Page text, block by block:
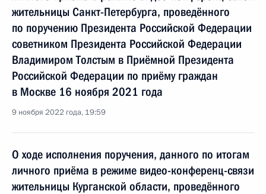
жительницы Санкт-Петербурга, проведённого
по поручению Президента Российской Федерации
советником Президента Российской Федерации
Владимиром Толстым в Приёмной Президента
Российской Федерации по приёму граждан
в Москве 16 ноября 2021 года
9 ноября 2022 года, 19:59
О ходе исполнения поручения, данного по итогам
личного приёма в режиме видео-конференц-связи
жительницы Курганской области, проведённого